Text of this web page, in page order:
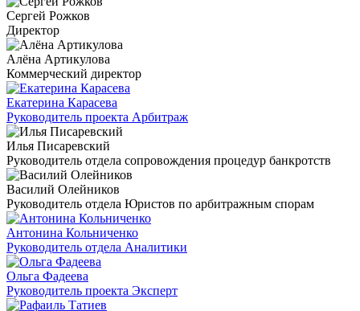
Сергей Рожков
Директор
Алёна Артикулова
Коммерческий директор
Екатерина Карасева
Руководитель проекта Арбитраж
Илья Писаревский
Руководитель отдела сопровождения процедур банкротств
Василий Олейников
Руководитель отдела Юристов по арбитражным спорам
Антонина Кольниченко
Руководитель отдела Аналитики
Ольга Фадеева
Руководитель проекта Эксперт